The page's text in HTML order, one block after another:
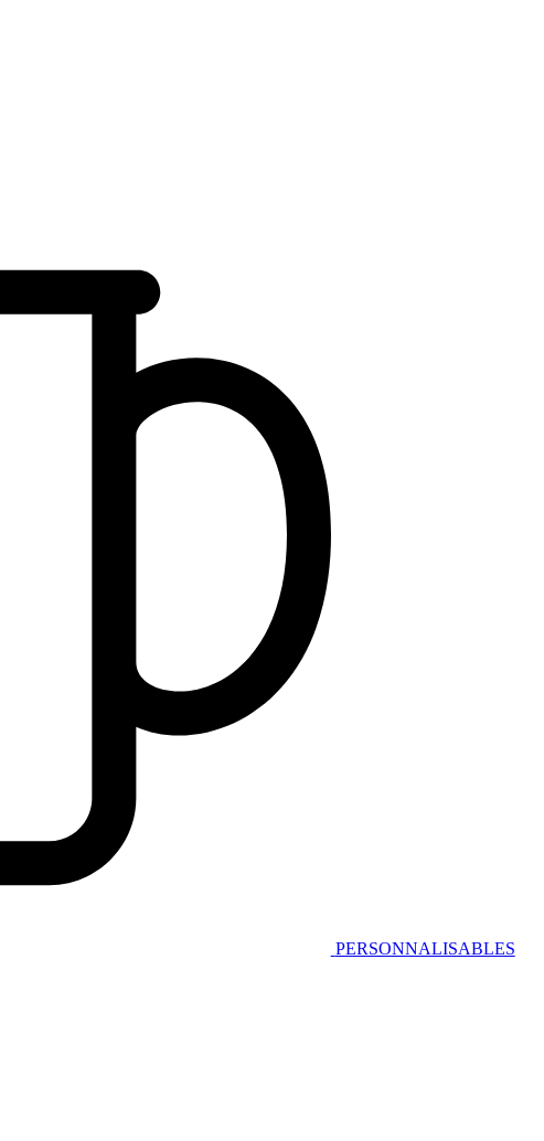
PERSONNALISABLES